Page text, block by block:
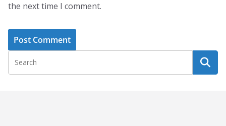
the next time I comment.